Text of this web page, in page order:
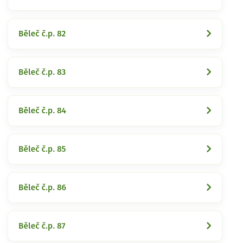
Běleč č.p. 82
Běleč č.p. 83
Běleč č.p. 84
Běleč č.p. 85
Běleč č.p. 86
Běleč č.p. 87